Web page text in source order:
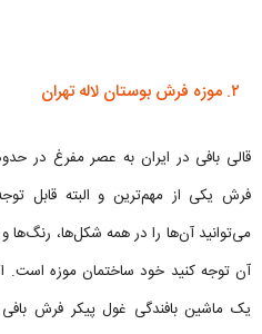
۲. موزه فرش بوستان لاله تهران
فرش یکی از مهم‌ترین و البته قابل
می‌توانید آن‌ها را در همه شکل‌ها، رنگ‌ها و
آن توجه کنید خود ساختمان موزه است.
یک ماشین بافندگی غول پیکر فرش